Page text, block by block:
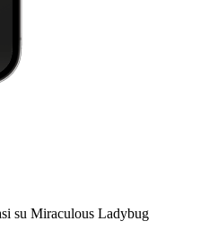
su Miraculous Ladybug